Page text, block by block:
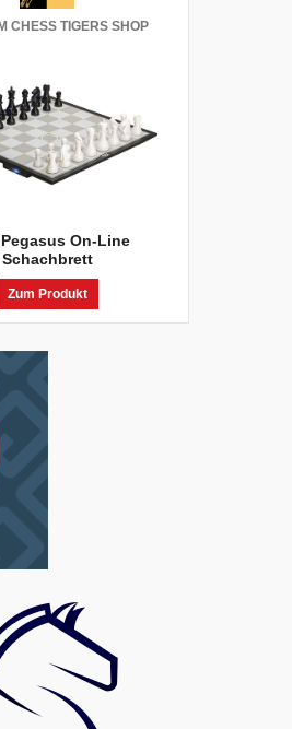
CHESS TIGERS SHOP
Pegasus On-Line
Schachbrett
Zum Produkt